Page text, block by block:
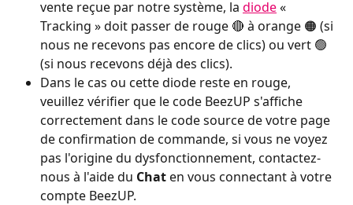
vente reçue par notre système, la diode «
Tracking » doit passer de rouge 🔴 à orange 🟠 (si
nous ne recevons pas encore de clics) ou vert 🟢
(si nous recevons déjà des clics).
Dans le cas ou cette diode reste en rouge,
veuillez vérifier que le code BeezUP s'affiche
correctement dans le code source de votre page
de confirmation de commande, si vous ne voyez
pas l'origine du dysfonctionnement, contactez-
nous à l'aide du Chat en vous connectant à votre
compte BeezUP.